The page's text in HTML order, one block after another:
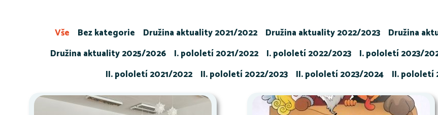
Bez kategorie Družina aktuality 2021/2022 Družina aktuality 2022/2023 Družina
Družina aktuality 2025/2026
I. pololetí 2021/2022 I. pololetí 2022/2023 I. pololetí 2023/
II. pololetí 2021/2022
II. pololetí 2022/2023 II. pololetí 2023/2024 II. pololetí
Vše